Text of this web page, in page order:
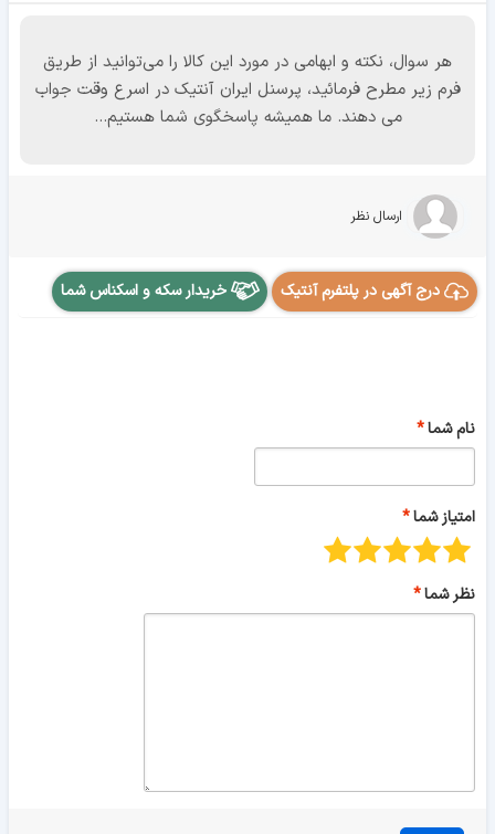
هر سوال، نکته و ابهامی در مورد این کالا را می‌توانید از طریق
فرم زیر مطرح فرمائید، پرسنل ایران آنتیک در اسرع وقت جواب
می دهند. ما همیشه پاسخگوی شما هستیم...
ارسال نظر
درج آگهی در پلتفرم آنتیک خریدار سکه و اسکناس شما
نام شما
امتیاز شما
نظر شما